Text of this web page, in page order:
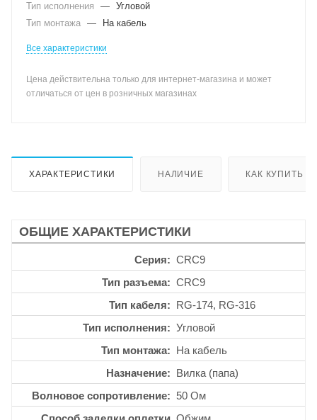
Тип исполнения
— Угловой
Тип монтажа — На кабель
Все характеристики
Цена действительна только для интернет-магазина и может
отличаться от цен в розничных магазинах
ХАРАКТЕРИСТИКИ НАЛИЧИЕ КАК КУПИТЬ
ОБЩИЕ ХАРАКТЕРИСТИКИ
Серия
CRC9
Тип разъема
CRC9
Тип кабеля
RG-174, RG-316
Тип исполнения
Угловой
Тип монтажа
На кабель
Назначение
Вилка (папа)
Волновое сопротивление
50 Ом